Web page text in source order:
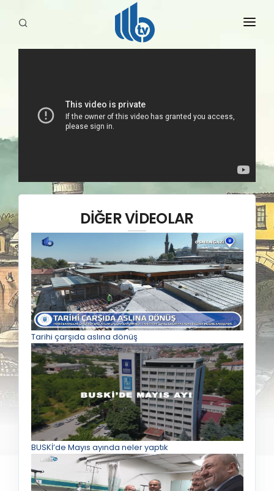
YAYINLARIMIZ
DİĞER VİDEOLAR
Tarihi çarşıda aslına dönüş
BUSKİ’de Mayıs ayında neler yaptık